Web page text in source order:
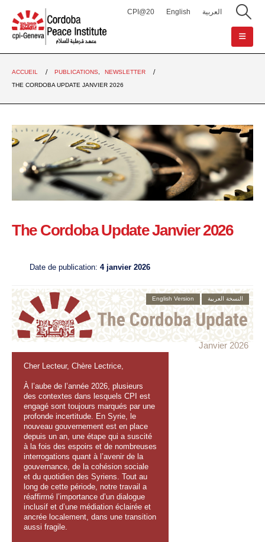
CPI@20 English العربية
ACCUEIL PUBLICATIONS
NEWSLETTER
THE CORDOBA UPDATE JANVIER 2026
The Cordoba Update Janvier 2026
Date de publication: 4 janvier 2026
النسخة العربية English Version
Janvier 2026
Cher Lecteur, Chère Lectrice,
À l’aube de l’année 2026, plusieurs
des contextes dans lesquels CPI est
engagé sont toujours marqués par une
profonde incertitude. En Syrie, le
nouveau gouvernement est en place
depuis un an, une étape qui a suscité
à la fois des espoirs et de nombreuses
interrogations quant à l’avenir de la
gouvernance, de la cohésion sociale
et du quotidien des Syriens. Tout au
long de cette période, notre travail a
réaffirmé l’importance d’un dialogue
inclusif et d’une médiation éclairée et
ancrée localement, dans une transition
aussi fragile.